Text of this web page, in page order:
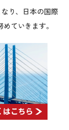
への期待感が
勢と個人の関
ュエーション
り、日本の国際
めて いきます。